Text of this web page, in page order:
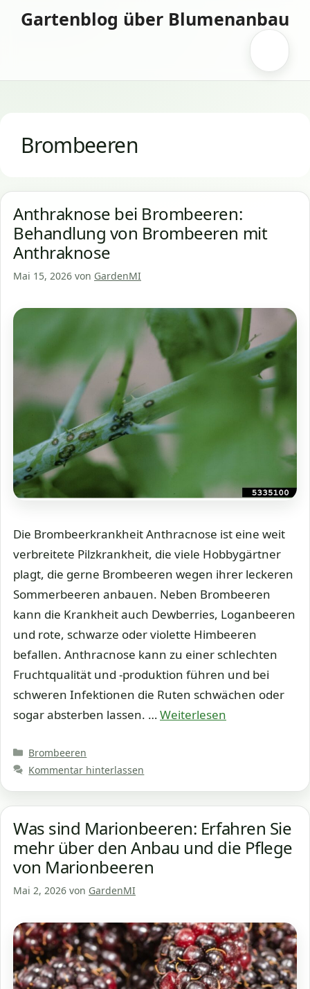
InhaltGartenblog über Blumenanbau
Brombeeren
Anthraknose bei Brombeeren:
Behandlung von Brombeeren mit
Anthraknose
Mai 15, 2026 von GardenMI
Die Brombeerkrankheit Anthracnose ist eine weit
verbreitete Pilzkrankheit, die viele Hobbygärtner
plagt, die gerne Brombeeren wegen ihrer leckeren
Sommerbeeren anbauen. Neben Brombeeren
kann die Krankheit auch Dewberries, Loganbeeren
und rote, schwarze oder violette Himbeeren
befallen. Anthracnose kann zu einer schlechten
Fruchtqualität und -produktion führen und bei
schweren Infektionen die Ruten schwächen oder
sogar absterben lassen. …Weiterlesen
Kategorien
Brombeeren
Kommentar hinterlassen
Was sind Marionbeeren: Erfahren Sie
mehr über den Anbau und die Pflege
von Marionbeeren
Mai 2, 2026 von GardenMI